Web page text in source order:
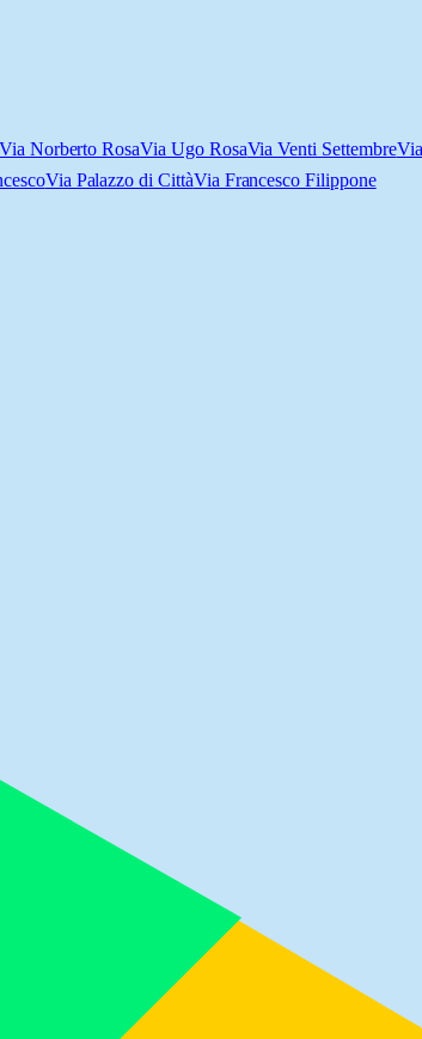
Via Norberto RosaVia Ugo RosaVia Venti Settembre
Via Palazzo di CittàVia Francesco Filippone